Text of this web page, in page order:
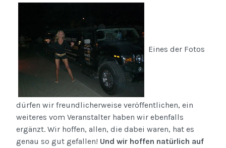
Eines der Fotos
dürfen wir freundlicherweise veröffentlichen, ein
weiteres vom Veranstalter haben wir ebenfalls
ergänzt. Wir hoffen, allen, die dabei waren, hat es
genau so gut gefallen! Und wir hoffen natürlich auf